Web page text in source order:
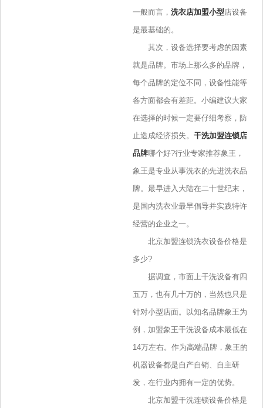
一般而言， 洗衣店加盟小型店设备
是最基础的。
其次，设备选择要考虑的因素
就是品牌。市场上那么多的品牌，
每个品牌的定位不同，设备性能等
各方面都会有差距。小编建议大家
在选择的时候一定要仔细考察，防
止造成经济损失。 干洗加盟连锁店
品牌哪个好?行业专家推荐象王，
象王是专业从事洗衣的先进洗衣品
牌。最早进入大陆在二十世纪末，
是国内洗衣业最早倡导并实践特许
经营的企业之一。
北京加盟连锁洗衣设备价格是
多少?
据调查，市面上干洗设备有四
五万，也有几十万的，当然也只是
针对小型店面。以知名品牌象王为
例，加盟象王干洗设备成本最低在
14万左右。作为高端品牌，象王的
机器设备都是自产自销、自主研
发，在行业内拥有一定的优势。
北京加盟干洗连锁设备价格是